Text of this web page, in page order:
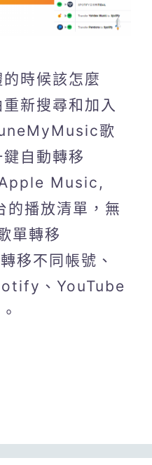
時候該怎麼
新搜尋和加入
歌
自動轉移
Music,
的播放清單，無
單轉移
移不同帳號、
、YouTube